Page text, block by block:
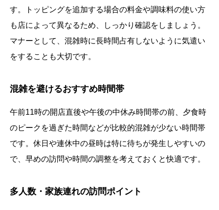
す。トッピングを追加する場合の料金や調味料の使い方
も店によって異なるため、しっかり確認をしましょう。
マナーとして、混雑時に長時間占有しないように気遣い
をすることも大切です。
混雑を避けるおすすめ時間帯
午前11時の開店直後や午後の中休み時間帯の前、夕食時
のピークを過ぎた時間などが比較的混雑が少ない時間帯
です。休日や連休中の昼時は特に待ちが発生しやすいの
で、早めの訪問や時間の調整を考えておくと快適です。
多人数・家族連れの訪問ポイント